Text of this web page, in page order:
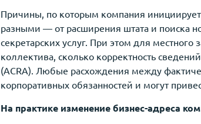
Причины, по которым компания
разными — от расширения штата и поиска
секретарских услуг. При этом для
коллектива, сколько корректность
(ACRA). Любые расхождения между
корпоративных обязанностей и могут
На практике изменение бизнес-адреса